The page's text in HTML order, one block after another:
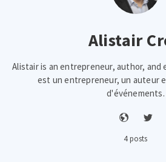
Alistair
Alistair is an entrepreneur, author, and
est un entrepreneur, un auteur
d'événements.
4 posts